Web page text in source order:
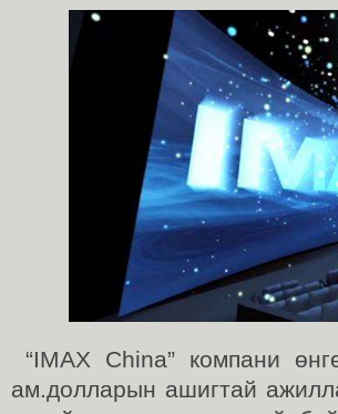
“IMAX China” компани
ам.долларын ашигтай